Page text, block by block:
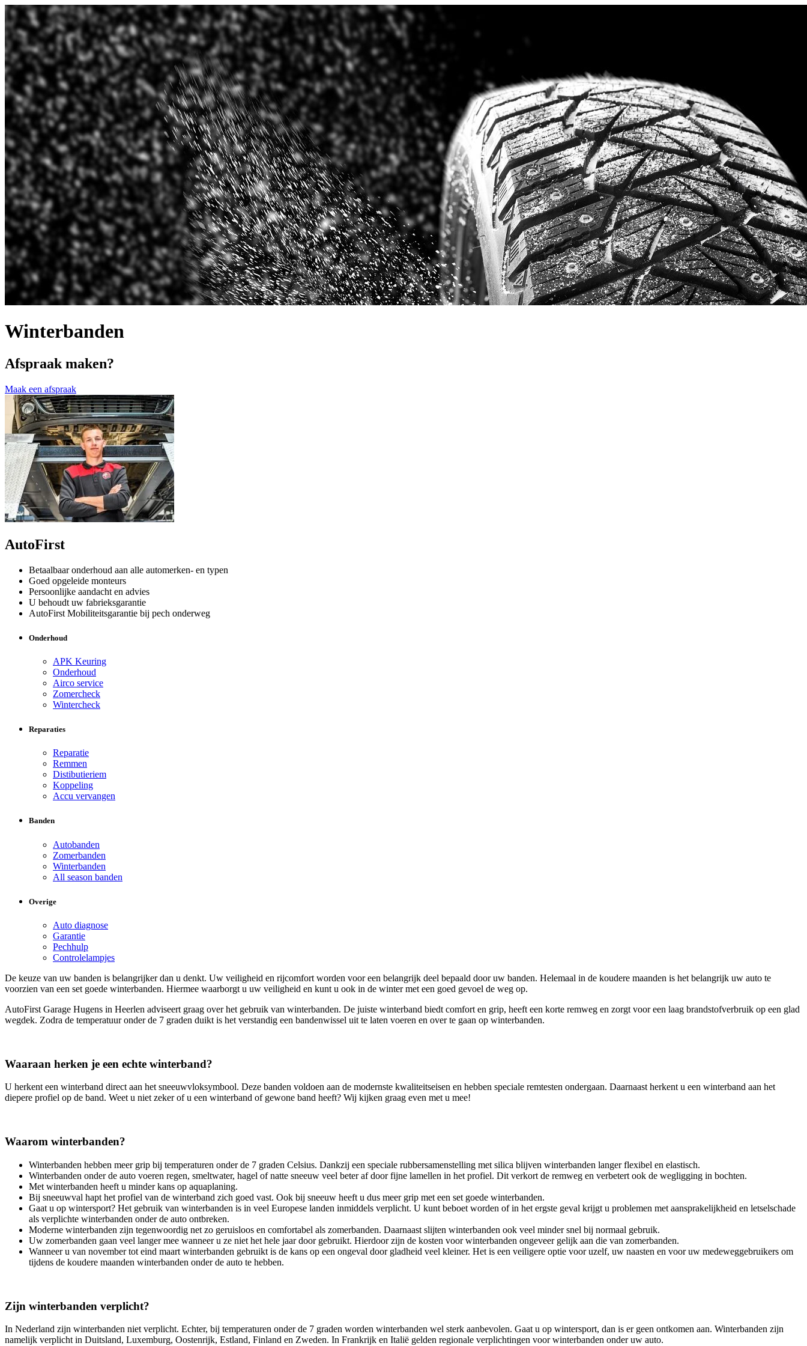
Winterbanden
Afspraak maken?
Maak een afspraak
AutoFirst
Betaalbaar onderhoud aan alle automerken- en typen
Goed opgeleide monteurs
Persoonlijke aandacht en advies
U behoudt uw fabrieksgarantie
AutoFirst Mobiliteitsgarantie bij pech onderweg
Onderhoud
APK Keuring
Onderhoud
Airco service
Zomercheck
Wintercheck
Reparaties
Reparatie
Remmen
Distibutieriem
Koppeling
Accu vervangen
Banden
Autobanden
Zomerbanden
Winterbanden
All season banden
Overige
Auto diagnose
Garantie
Pechhulp
Controlelampjes
De keuze van uw banden is belangrijker dan u denkt. Uw veiligheid en rijcomfort worden voor een belangrijk deel bepaald door uw banden. Helemaal in de koudere maanden is het belangrijk uw auto te
voorzien van een set goede winterbanden. Hiermee waarborgt u uw veiligheid en kunt u ook in de winter met een goed gevoel de weg op.
AutoFirst Garage Hugens in Heerlen adviseert graag over het gebruik van winterbanden. De juiste winterband biedt comfort en grip, heeft een korte remweg en zorgt voor een laag brandstofverbruik op een glad
wegdek. Zodra de temperatuur onder de 7 graden duikt is het verstandig een bandenwissel uit te laten voeren en over te gaan op winterbanden.
Waaraan herken je een echte winterband?
U herkent een winterband direct aan het sneeuwvloksymbool. Deze banden voldoen aan de modernste kwaliteitseisen en hebben speciale remtesten ondergaan. Daarnaast herkent u een winterband aan het
diepere profiel op de band. Weet u niet zeker of u een winterband of gewone band heeft? Wij kijken graag even met u mee!
Waarom winterbanden?
Winterbanden hebben meer grip bij temperaturen onder de 7 graden Celsius. Dankzij een speciale rubbersamenstelling met silica blijven winterbanden langer flexibel en elastisch.
Winterbanden onder de auto voeren regen, smeltwater, hagel of natte sneeuw veel beter af door fijne lamellen in het profiel. Dit verkort de remweg en verbetert ook de wegligging in bochten.
Met winterbanden heeft u minder kans op aquaplaning.
Bij sneeuwval hapt het profiel van de winterband zich goed vast. Ook bij sneeuw heeft u dus meer grip met een set goede winterbanden.
Gaat u op wintersport? Het gebruik van winterbanden is in veel Europese landen inmiddels verplicht. U kunt beboet worden of in het ergste geval krijgt u problemen met aansprakelijkheid en letselschade
als verplichte winterbanden onder de auto ontbreken.
Moderne winterbanden zijn tegenwoordig net zo geruisloos en comfortabel als zomerbanden. Daarnaast slijten winterbanden ook veel minder snel bij normaal gebruik.
Uw zomerbanden gaan veel langer mee wanneer u ze niet het hele jaar door gebruikt. Hierdoor zijn de kosten voor winterbanden ongeveer gelijk aan die van zomerbanden.
Wanneer u van november tot eind maart winterbanden gebruikt is de kans op een ongeval door gladheid veel kleiner. Het is een veiligere optie voor uzelf, uw naasten en voor uw medeweggebruikers om
tijdens de koudere maanden winterbanden onder de auto te hebben.
Zijn winterbanden verplicht?
In Nederland zijn winterbanden niet verplicht. Echter, bij temperaturen onder de 7 graden worden winterbanden wel sterk aanbevolen. Gaat u op wintersport, dan is er geen ontkomen aan. Winterbanden zijn
namelijk verplicht in Duitsland, Luxemburg, Oostenrijk, Estland, Finland en Zweden. In Frankrijk en Italië gelden regionale verplichtingen voor winterbanden onder uw auto.